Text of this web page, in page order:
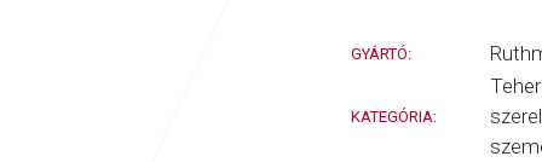
GYÁRTÓ:
KATEGÓRIA: